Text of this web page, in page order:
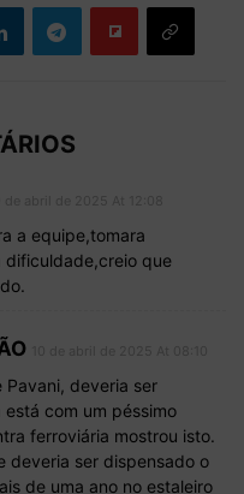
a equipe,tomara
dificuldade,creio que
Pavani, deveria ser
com um péssimo
ferroviária mostrou isto.
deveria ser dispensado o
de uma ano no estaleiro